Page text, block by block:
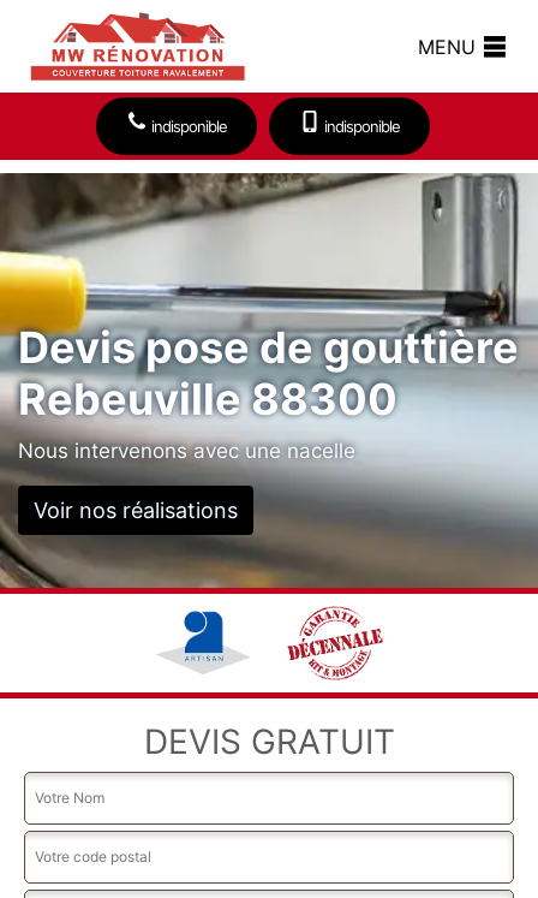
MENU
indisponible indisponible
Devis pose de gouttière
Rebeuville 88300
Nous intervenons avec une nacelle
Voir nos réalisations
DEVIS GRATUIT